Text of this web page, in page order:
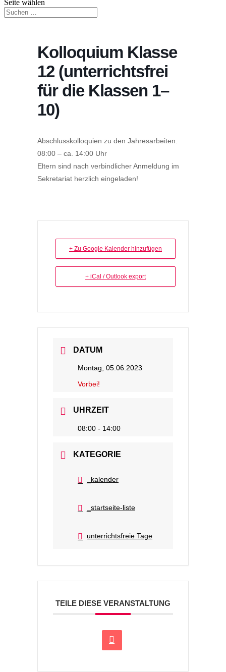
Seite wählen
Kolloquium Klasse
12 (unterrichtsfrei
für die Klassen 1–
10)
Abschlusskolloquien zu den Jahresarbeiten.
08:00 – ca. 14:00 Uhr
Eltern sind nach verbindlicher Anmeldung im
Sekretariat herzlich eingeladen!
+ Zu Google Kalender hinzufügen
+ iCal / Outlook export
DATUM
Montag, 05.06.2023
Vorbei!
UHRZEIT
08:00 - 14:00
KATEGORIE
_kalender
_startseite-liste
unterrichtsfreie Tage
TEILE DIESE VERANSTALTUNG